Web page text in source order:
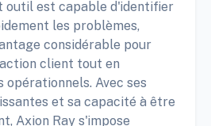
outil est capable d'identifier
les problèmes,
considérable pour
client tout en
opérationnels. Avec ses
et sa capacité à être
Axion Ray s'impose